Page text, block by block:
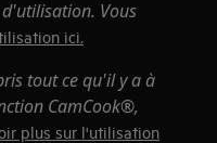
Vous
ici.
tout ce qu'il y a à
CamCook®,
plus sur l'utilisation